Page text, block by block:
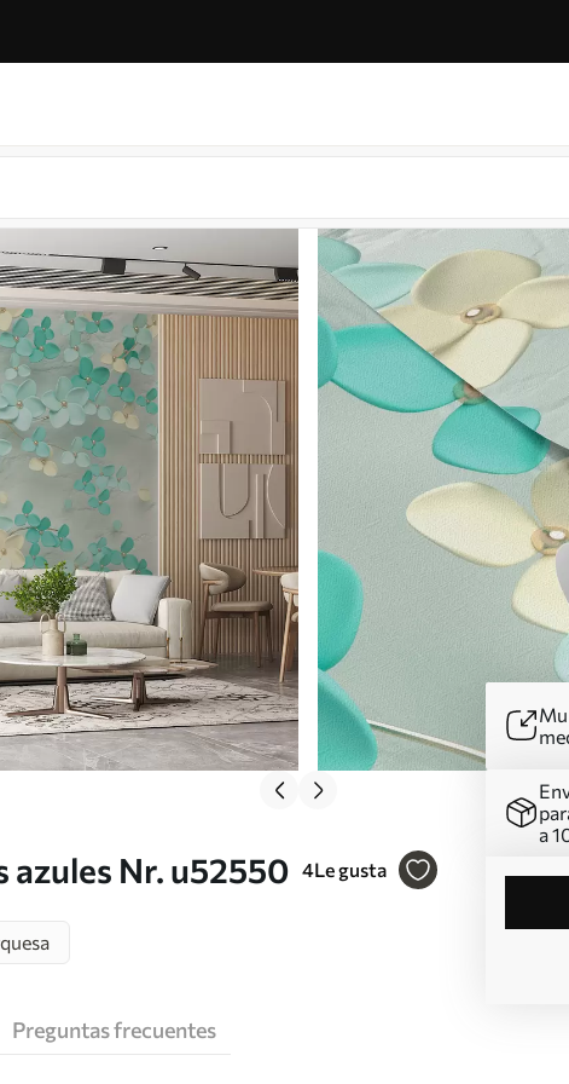
azules Nr. u52550 4Le gusta
a
Preguntas frecuentes